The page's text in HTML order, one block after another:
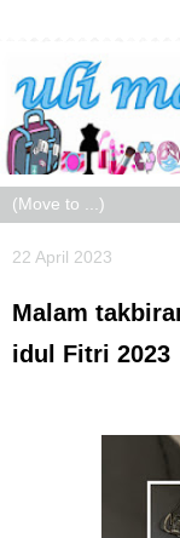
22 April 2023
Malam
idul Fitri 2023